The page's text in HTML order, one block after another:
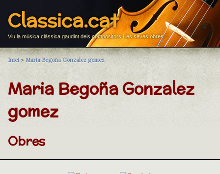
Classica.cat
Viu la música clàssica gaudint dels compositors i les seves obres
Inici > Maria Begoña Gonzalez gomez
Maria Begoña Gonzalez
gomez
Obres